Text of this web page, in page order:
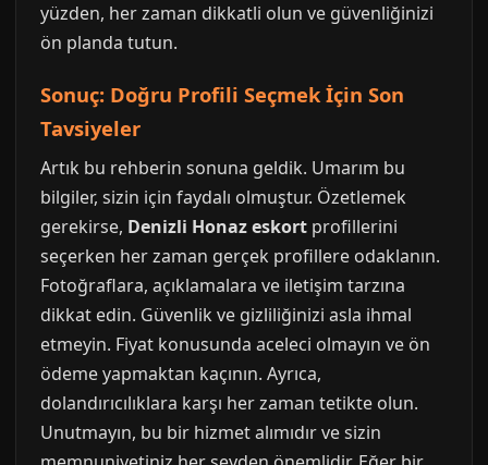
yüzden, her zaman dikkatli olun ve güvenliğinizi
ön planda tutun.
Sonuç: Doğru Profili Seçmek İçin Son
Tavsiyeler
Artık bu rehberin sonuna geldik. Umarım bu
bilgiler, sizin için faydalı olmuştur. Özetlemek
gerekirse, Denizli Honaz eskort profillerini
seçerken her zaman gerçek profillere odaklanın.
Fotoğraflara, açıklamalara ve iletişim tarzına
dikkat edin. Güvenlik ve gizliliğinizi asla ihmal
etmeyin. Fiyat konusunda aceleci olmayın ve ön
ödeme yapmaktan kaçının. Ayrıca,
dolandırıcılıklara karşı her zaman tetikte olun.
Unutmayın, bu bir hizmet alımıdır ve sizin